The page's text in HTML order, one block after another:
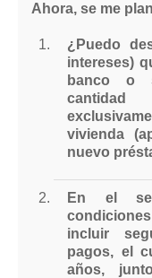
Ahora, se me
¿Puedo
intereses)
banco o
cantidad
vivienda
nuevo
En el
incluir
pagos, el
años,